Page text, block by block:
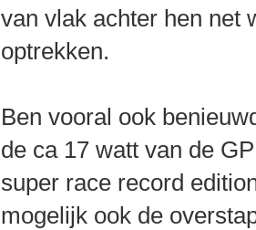
van vlak achter hen net
optrekken.
Ben vooral ook
de ca 17 watt van de
super race record
mogelijk ook de